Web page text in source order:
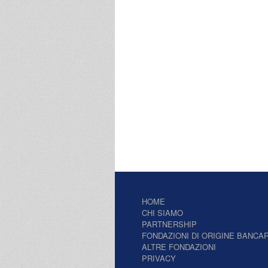
HOME
CHI SIAMO
PARTNERSHIP
FONDAZIONI DI ORIGINE
ALTRE FONDAZIONI
PRIVACY